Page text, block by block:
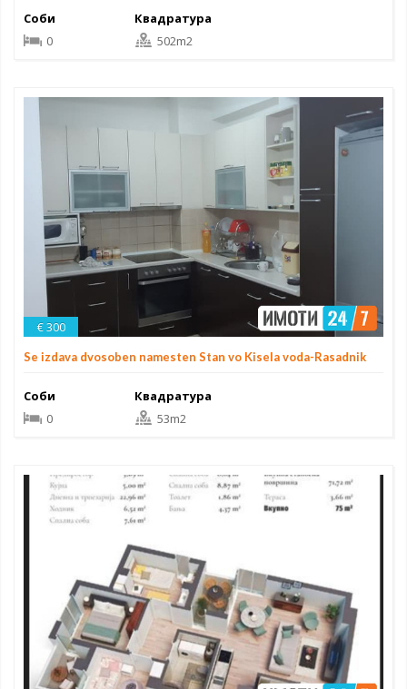
Соби
0
Квадратура
502m2
€ 300
Se izdava dvosoben namesten Stan vo Kisela voda-Rasadnik
Соби
0
Квадратура
53m2